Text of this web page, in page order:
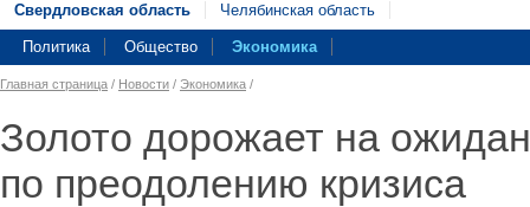
Свердловская область Челябинская область
Политика Общество Экономика
Главная страница / Новости / Экономика /
Золото дорожает на
по преодолению кризиса